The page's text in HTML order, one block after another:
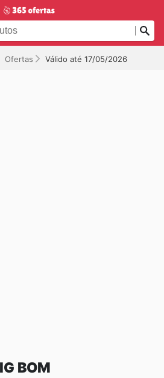
Ofertas Válido até 17/05/2026
BOM